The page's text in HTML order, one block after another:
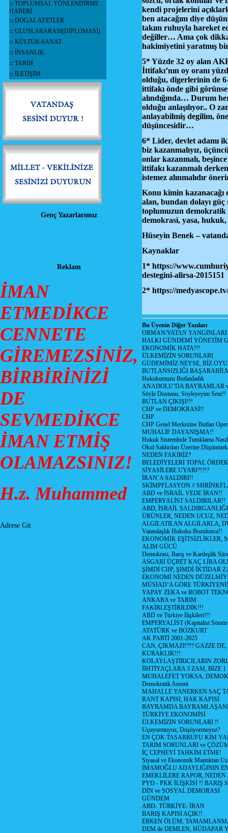
:: TOPLUMSAL YÖNLENDİRME
HABERİ
:: DOGAL AFETLER
:: ULUSLARARASI(DİPLOMASİ)
:: KÜLTÜR-SANAT
:: İNSANLIK
:: TARİH
:: İLETİŞİM
Genç Yazarlarımız
Reklam
İMAN
ETMEDİKCE
CENNETE
GİREMEZSİNİZ,
BİRBİRİNİZİ
DE
SEVMEDİKCE
İMAN ETMİŞ
OLAMAZSINIZ!
H.z. Muhammed
Adrese Git
kendi projelerini
ben atacağım diye
takım ruhuyla hareket
değiller… Ama çok
hakimiyetini yaratmış
5* Yüzde 32 oy alan
İttifakı’nın oy oranı
olduğu, digerlerinin de
ittifakı önde gibi
alındığında… Durum
olduğu anlaşılıyor.. O
anlayabilmiş degilim,
düşüncesidir…
6* Lider, devlet adamı
biz kazanmalıyız,
onlar kazanmalı,
ittifakı kazanmalı
istemez alınmalıdır
Konu kimin kazanacağı
alan, bundan dolayı
toplumuzun demokratik
demokrasi, yasa,
Hüseyin Benek –
Kaynaklar
1* https://
destegini-alirsa-2015151
2* https://
Bu Üyenin Diğer Yazıları
ORMAN/VATAN
HALKI GÜNDEMİ YÖNETİM
EKONOMİK HATA!!!
ÜLKEMİZİN SORUNLARI
GÜDEMİMİZ NEYSE, BİZ
BUTLANSIZLIĞI
Hukukumuzu Butlanladık
ANADOLU’DA BAYRAMLAR
Söyle Dostunu, Söyleyeyim Seni!!
BUTLAN ÇIKIŞI!!!
CHP ve DEMOKRASİ!!
CHP
CHP Genel Merkezine Butlan
MUHALİF DAYANIŞMA!!
Hukuk Sistemlnde Tutuklama
Okul Saldırıları Üzerine
NEDEN FAKİRİZ?
BELEDİYELERİ TOPAL
SİYASİLERE UYARI?!?!?
İRAN’A SALDIRI!!
SKİMPFLASYON //
ABD ve İSRAİL VEDE İRAN!!
EMPERYALİST SALDIRILAR!!
ABD, İSRAİL SALDIRGANLIĞI
ÜRÜNLER, NEDEN UCUZ,
ALGILATILAN ALGILARLA,
Vatandaşlık Hukuku Bozulunca!!
EKONOMİK EŞİTSİZLİKLER,
ALIM GÜCÜ
Demokrasi, Barış ve Kardeşlik
ASGARİ ÜÇRET KAÇ LİRA
ŞİMDİ CHP, ŞİMDİ İKTİDAR
EKONOMİ NEDEN
MÜSİAD’A GÖRE
YAPAY ZEKA ve ROBOT
ANKARA ve TARIM
FAKİRLEŞTİRİLDİK!!!
ABD ve Türkiye İlişkileri!!!
EMPERYALİST (Kapitalist
ATATÜRK ve BOZKURT
AK PARTİ 2001-2025
CAN, ÇIKMAZI!?!? GAZZE
KURAKLIK!!!
KOLAYLAŞTIRICILARIN
İİHTİYAÇLARA 3 ZAM, BİZE
MUHALEFET YOKSA,
Demokratik Anomi
MAHALLE YANERKEN SAÇ
RANT KAPISI, HAK KAPISI
BAYRAMDA
TÜRKİYE EKONOMİSİ
ÜLKEMİZİN SORUNLARI !!
Uçuyormuyuz, Düşüyormuyuz?
EN ÇOK TASARRUFU KİM
TARIM SORUNLARI ve
İÇ CEPHEYİ TAHKİM ETME!
Siyasal ve Ekonomik Mantıktan
İMAMOĞLU ADAYLIĞININ
EMEKLİLERE RAPOR,
PYD - PKK İLİŞKİSİ !! BARIŞ
DİN ve SOSYAL DEMORASİ
GÜNDEM
ABD- TÜRKİYE- İRAN
BARIŞ KAPISI AÇIK!!
ERKEN ÖLÜM,
DEM ile DEMLEN, HÜDAPAR